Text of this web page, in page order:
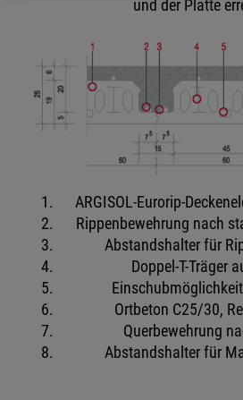
und der Platte
ARGISOL-Eurorip-
Rippenbewehrung nach
Abstandshalter für
Doppel-T-Träger
Ortbeton C25/30,
Querbewehrung
Abstandshalter für